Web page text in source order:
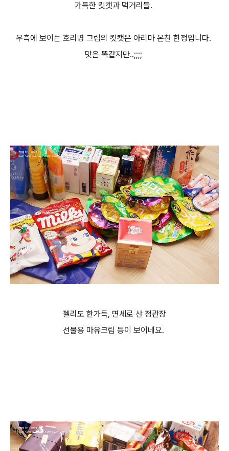
가득한 킷캣과 먹거리들.
우측에 보이는 호리병 그림의 킷캣은 아리마 온천 한정입니다.
맛은 똑같지만..;;;;
젤리도 한가득, 면세로 산 정관장
선물용 마유크림 등이 보이네요.